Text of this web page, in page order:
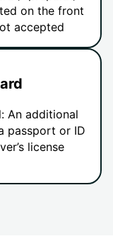
on the front
accepted
An additional
passport or ID
license